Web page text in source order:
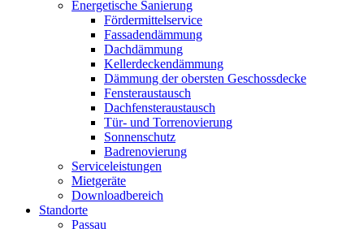
Energetische Sanierung
Fördermittelservice
Fassadendämmung
Dachdämmung
Kellerdeckendämmung
Dämmung der obersten Geschossdecke
Fensteraustausch
Dachfensteraustausch
Tür- und Torrenovierung
Sonnenschutz
Badrenovierung
Serviceleistungen
Mietgeräte
Downloadbereich
Standorte
Passau